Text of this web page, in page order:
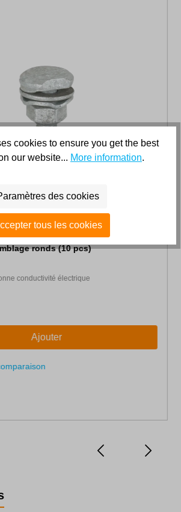
ronds (10 pcs)
conductivité électrique
Ajouter
cookies to ensure you get the best
our website... More information.
des cookies
tous les cookies